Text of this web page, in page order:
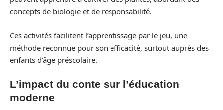
concepts de biologie et de responsabilité.
Ces activités facilitent l’apprentissage par le jeu, une
méthode reconnue pour son efficacité, surtout auprès des
enfants d’âge préscolaire.
L’impact du conte sur l’éducation
moderne